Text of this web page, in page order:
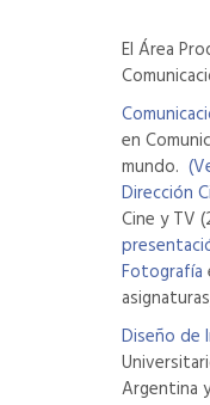
El Área
en
mundo.
Dirección
Cine y TV
Fotografía
Diseño de
Argentina